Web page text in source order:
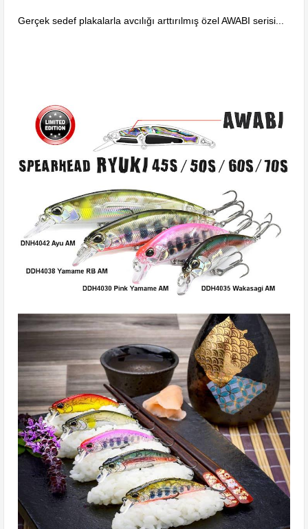
Gerçek sedef plakalarla avcılığı arttırılmış özel AWABI serisi...